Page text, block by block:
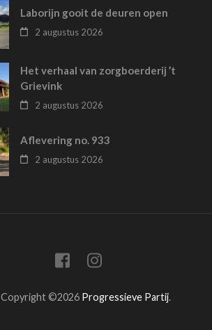
Laborijn gooit de deuren open
2 augustus 2026
Het verhaal van zorgboerderij ’t
Grievink
2 augustus 2026
Aflevering no. 933
2 augustus 2026
Copyright ©2026 Progressieve Partij.